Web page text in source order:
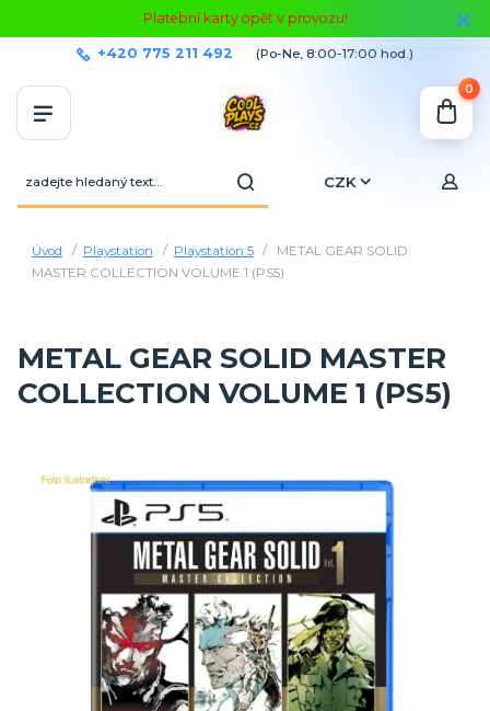
Platební karty opět v provozu!
CZK
+420 775 211 492 (Po-Ne, 8:00-17:00 hod.)
0
Úvod Playstation Playstation 5
METAL GEAR SOLID
MASTER COLLECTION VOLUME 1 (PS5)
METAL GEAR SOLID MASTER
COLLECTION VOLUME 1 (PS5)